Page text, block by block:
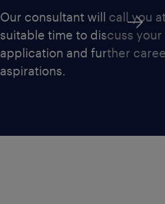
Our consultant will call you
suitable time to discuss your
application and further
aspirations.